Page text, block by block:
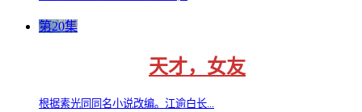
第20集
天才，女友
根据素光同同名小说改编。江逾白长...